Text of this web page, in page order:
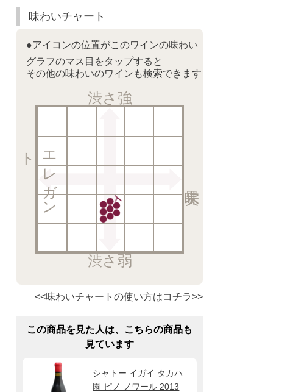
味わいチャート
●アイコンの位置がこのワインの味わい
グラフのマス目をタップすると
その他の味わいのワインも検索できます
渋さ強
渋さ弱
エ
レ
ガ
ン
ト
<<味わいチャートの使い方はコチラ>>
この商品を見た人は、こちらの商品も
見ています
シャトー イガイ タカハ
園 ピノ ノワール 2013